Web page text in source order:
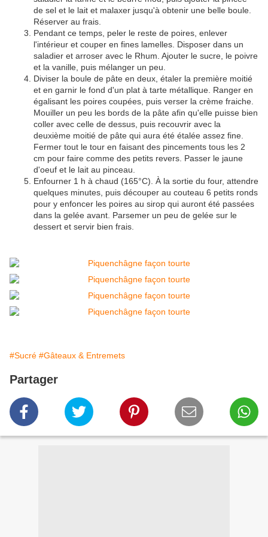
de sel et le lait et malaxer jusqu'à obtenir une belle boule.
Réserver au frais.
Pendant ce temps, peler le reste de poires, enlever
l'intérieur et couper en fines lamelles. Disposer dans un
saladier et arroser avec le Rhum. Ajouter le sucre, le poivre
et la vanille, puis mélanger un peu.
Diviser la boule de pâte en deux, étaler la première moitié
et en garnir le fond d'un plat à tarte métallique. Ranger en
égalisant les poires coupées, puis verser la crème fraiche.
Mouiller un peu les bords de la pâte afin qu'elle puisse bien
coller avec celle de dessus, puis recouvrir avec la
deuxième moitié de pâte qui aura été étalée assez fine.
Fermer tout le tour en faisant des pincements tous les 2
cm pour faire comme des petits revers. Passer le jaune
d'oeuf et le lait au pinceau.
Enfourner 1 h à chaud (165°C). À la sortie du four, attendre
quelques minutes, puis découper au couteau 6 petits ronds
pour y enfoncer les poires au sirop qui auront été passées
dans la gelée avant. Parsemer un peu de gelée sur le
dessert et servir bien frais.
#Sucré #Gâteaux & Entremets
Partager